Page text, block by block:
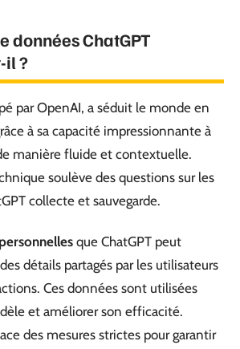
données ChatGPT
il ?
par OpenAI, a séduit le monde en
à sa capacité impressionnante à
manière fluide et contextuelle.
soulève des questions sur les
collecte et sauvegarde.
que ChatGPT peut
détails partagés par les utilisateurs
Ces données sont utilisées
et améliorer son efficacité.
des mesures strictes pour garantir